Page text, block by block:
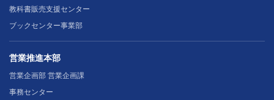
教科書販売支援センター
ブックセンター事業部
営業推進本部
営業企画部 営業企画課
事務センター